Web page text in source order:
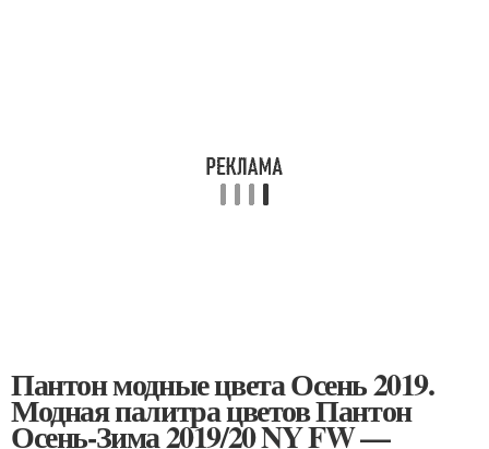
Пантон модные цвета Осень 2019.
Модная палитра цветов Пантон
Осень-Зима 2019/20 NY FW —